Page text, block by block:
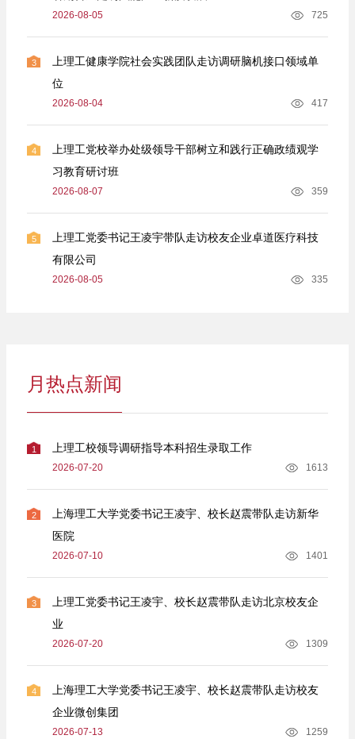
2026-08-05 725
3
上理工健康学院社会实践团队走访调研脑机接口领域单
位
2026-08-04 417
4
上理工党校举办处级领导干部树立和践行正确政绩观学
习教育研讨班
2026-08-07 359
5
上理工党委书记王凌宇带队走访校友企业卓道医疗科技
有限公司
2026-08-05 335
月热点新闻
1 上理工校领导调研指导本科招生录取工作
2026-07-20 1613
2
上海理工大学党委书记王凌宇、校长赵震带队走访新华
医院
2026-07-10 1401
3
上理工党委书记王凌宇、校长赵震带队走访北京校友企
业
2026-07-20 1309
4
上海理工大学党委书记王凌宇、校长赵震带队走访校友
企业微创集团
2026-07-13 1259